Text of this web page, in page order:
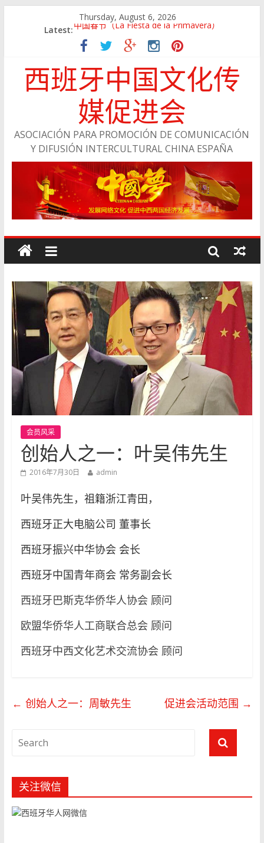
Thursday, August 6, 2026
Latest:中国春节（La Fiesta de la Primavera）
Jing Xiang Ma
留学西班牙——说走就走
与浙江经济网成为战略合作伙伴
会员风采：陈小丽
西班牙中国文化传
媒促进会
ASOCIACIÓN PARA PROMOCIÓN DE COMUNICACIÓN
Y DIFUSIÓN INTERCULTURAL CHINA ESPAÑA
会员风采
创始人之一：叶吴伟先生
2016年7月30日 admin
叶吴伟先生，祖籍浙江青田，
西班牙正大电脑公司 董事长
西班牙振兴中华协会 会长
西班牙中国青年商会 常务副会长
西班牙巴斯克华侨华人协会 顾问
欧盟华侨华人工商联合总会 顾问
西班牙中西文化艺术交流协会 顾问
← 创始人之一：周敏先生 促进会活动范围 →
关注微信